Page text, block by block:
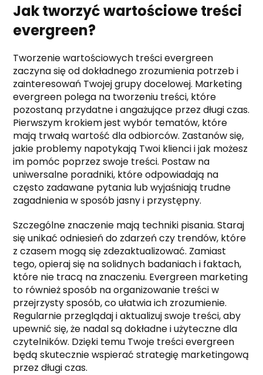
Jak tworzyć wartościowe treści
evergreen?
Tworzenie wartościowych treści evergreen
zaczyna się od dokładnego zrozumienia potrzeb i
zainteresowań Twojej grupy docelowej. Marketing
evergreen polega na tworzeniu treści, które
pozostaną przydatne i angażujące przez długi czas.
Pierwszym krokiem jest wybór tematów, które
mają trwałą wartość dla odbiorców. Zastanów się,
jakie problemy napotykają Twoi klienci i jak możesz
im pomóc poprzez swoje treści. Postaw na
uniwersalne poradniki, które odpowiadają na
często zadawane pytania lub wyjaśniają trudne
zagadnienia w sposób jasny i przystępny.
Szczególne znaczenie mają techniki pisania. Staraj
się unikać odniesień do zdarzeń czy trendów, które
z czasem mogą się zdezaktualizować. Zamiast
tego, opieraj się na solidnych badaniach i faktach,
które nie tracą na znaczeniu. Evergreen marketing
to również sposób na organizowanie treści w
przejrzysty sposób, co ułatwia ich zrozumienie.
Regularnie przeglądaj i aktualizuj swoje treści, aby
upewnić się, że nadal są dokładne i użyteczne dla
czytelników. Dzięki temu Twoje treści evergreen
będą skutecznie wspierać strategię marketingową
przez długi czas.